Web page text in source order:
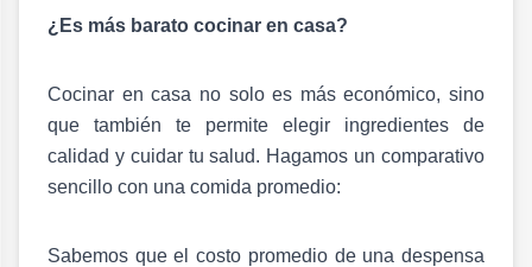
¿Es más barato cocinar en casa?
Cocinar en casa no solo es más económico, sino
que también te permite elegir ingredientes de
calidad y cuidar tu salud. Hagamos un comparativo
sencillo con una comida promedio:
Sabemos que el costo promedio de una despensa